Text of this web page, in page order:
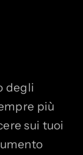
degli
più
sui tuoi